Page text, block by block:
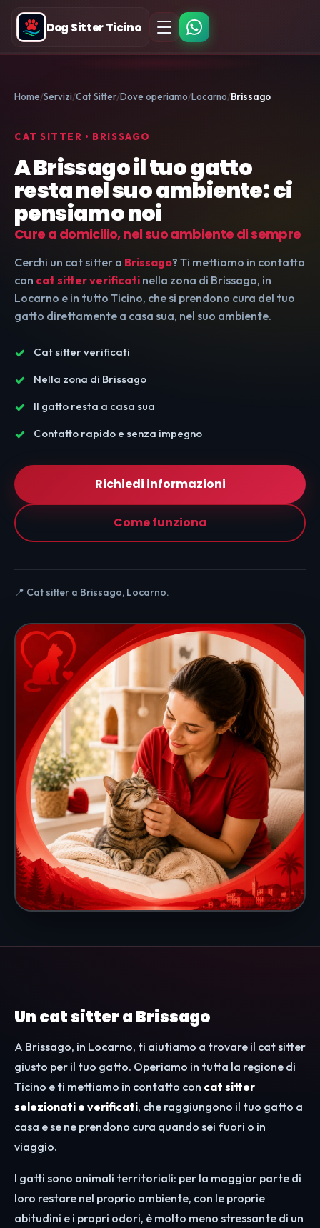
Dog Sitter Ticino
Home Servizi Cat Sitter Dove operiamo Locarno Brissago
CAT SITTER • BRISSAGO
A Brissago il tuo gatto
resta nel suo ambiente: ci
pensiamo noi
Cure a domicilio, nel suo ambiente di sempre
Cerchi un cat sitter a Brissago? Ti mettiamo in contatto
con cat sitter verificati nella zona di Brissago, in
Locarno e in tutto Ticino, che si prendono cura del tuo
gatto direttamente a casa sua, nel suo ambiente.
Cat sitter verificati
Nella zona di Brissago
Il gatto resta a casa sua
Contatto rapido e senza impegno
Richiedi informazioni
Come funziona
📍 Cat sitter a Brissago, Locarno.
Un cat sitter a Brissago
A Brissago, in Locarno, ti aiutiamo a trovare il cat sitter
giusto per il tuo gatto. Operiamo in tutta la regione di
Ticino e ti mettiamo in contatto con cat sitter
selezionati e verificati, che raggiungono il tuo gatto a
casa e se ne prendono cura quando sei fuori o in
viaggio.
I gatti sono animali territoriali: per la maggior parte di
loro restare nel proprio ambiente, con le proprie
abitudini e i propri odori, è molto meno stressante di un